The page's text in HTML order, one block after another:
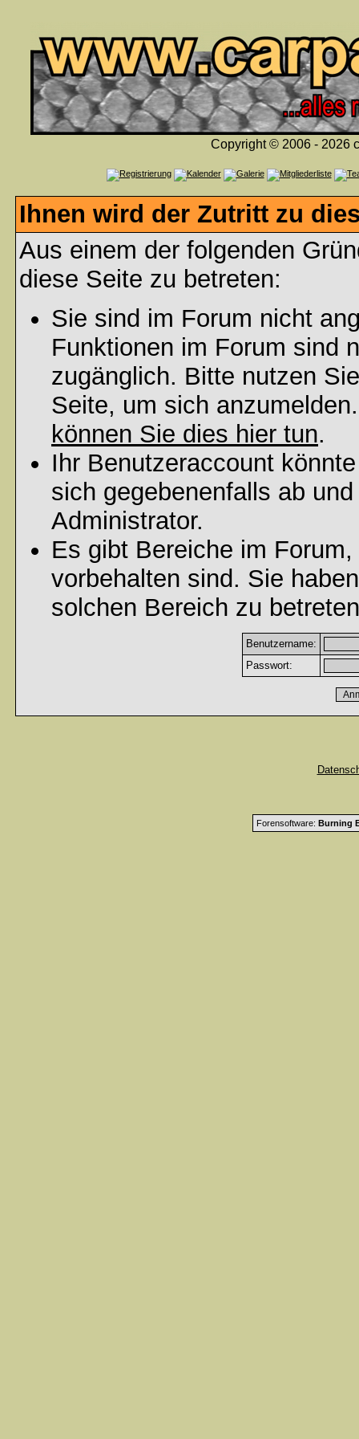
Copyright © 2006 - 2026
Ihnen wird der Zutritt zu
Aus einem der folgenden
diese Seite zu betreten:
Sie sind im Forum nicht
Funktionen im Forum sind
zugänglich. Bitte nutzen
Seite, um sich
können Sie dies hier tun.
Ihr Benutzeraccount
sich gegebenenfalls ab
Administrator.
Es gibt Bereiche im
vorbehalten sind. Sie
solchen Bereich zu
Benutzername:
Passwort:
Forensoftware: Burning